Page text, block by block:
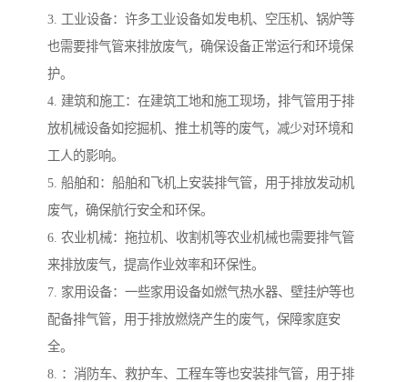
3. 工业设备：许多工业设备如发电机、空压机、锅炉等
也需要排气管来排放废气，确保设备正常运行和环境保
护。
4. 建筑和施工：在建筑工地和施工现场，排气管用于排
放机械设备如挖掘机、推土机等的废气，减少对环境和
工人的影响。
5. 船舶和：船舶和飞机上安装排气管，用于排放发动机
废气，确保航行安全和环保。
6. 农业机械：拖拉机、收割机等农业机械也需要排气管
来排放废气，提高作业效率和环保性。
7. 家用设备：一些家用设备如燃气热水器、壁挂炉等也
配备排气管，用于排放燃烧产生的废气，保障家庭安
全。
8. ：消防车、救护车、工程车等也安装排气管，用于排